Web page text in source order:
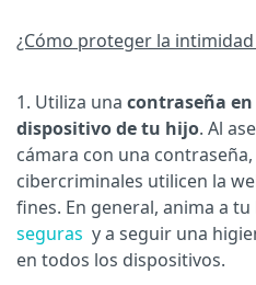
¿Cómo proteger la
1. Utiliza una contraseña
dispositivo de tu hijo. Al
cámara con una
cibercriminales utilicen la
fines. En general, anima a tu
seguras y a seguir una
en todos los dispositivos.